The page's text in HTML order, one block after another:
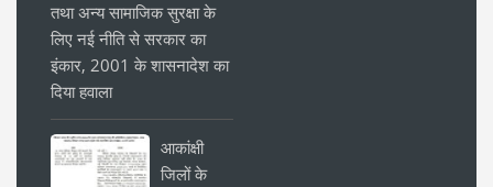
तथा अन्य सामाजिक सुरक्षा के
लिए नई नीति से सरकार का
इंकार, 2001 के शासनादेश का
दिया हवाला
आकांक्षी
जिलों के